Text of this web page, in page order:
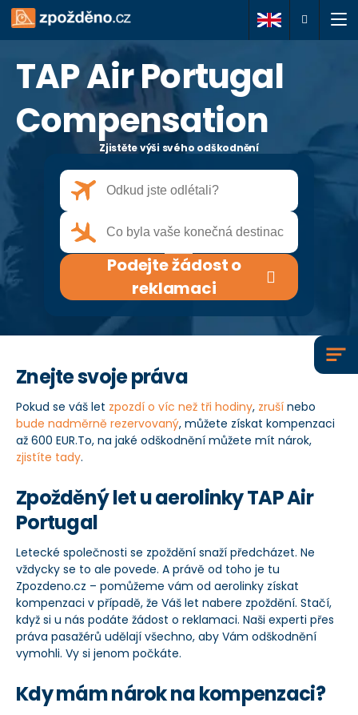
Podejte žádost o
reklamaci
O nás
Vaše práva
Často kladené dotazy
Články
Kontakty
+420 234 261 911
info@zpozdeno.cz
TAP Air Portugal
Compensation
Zjistěte výši svého odškodnění
Podejte žádost o
reklamaci
Znejte svoje práva
Pokud se váš let zpozdí o víc než tři hodiny, zruší nebo
bude nadměrně rezervovaný, můžete získat kompenzaci
až 600 EUR.To, na jaké odškodnění můžete mít nárok,
zjistíte tady.
Zpožděný let u aerolinky TAP Air
Portugal
Letecké společnosti se zpoždění snaží předcházet. Ne
vždycky se to ale povede. A právě od toho je tu
Zpozdeno.cz – pomůžeme vám od aerolinky získat
kompenzaci v případě, že Váš let nabere zpoždění. Stačí,
když si u nás podáte žádost o reklamaci. Naši experti přes
práva pasažérů udělají všechno, aby Vám odškodnění
vymohli. Vy si jenom počkáte.
Kdy mám nárok na kompenzaci?